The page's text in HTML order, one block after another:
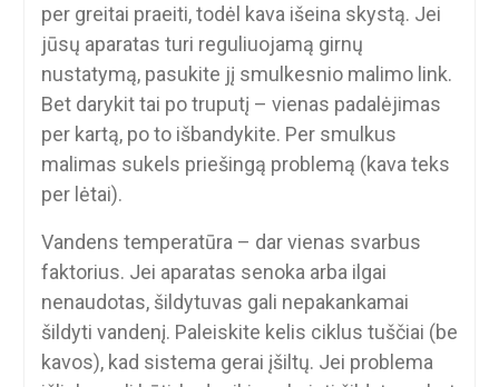
per greitai praeiti, todėl kava išeina skystą. Jei
jūsų aparatas turi reguliuojamą girnų
nustatymą, pasukite jį smulkesnio malimo link.
Bet darykit tai po truputį – vienas padalėjimas
per kartą, po to išbandykite. Per smulkus
malimas sukels priešingą problemą (kava teks
per lėtai).
Vandens temperatūra – dar vienas svarbus
faktorius. Jei aparatas senoka arba ilgai
nenaudotas, šildytuvas gali nepakankamai
šildyti vandenį. Paleiskite kelis ciklus tuščiai (be
kavos), kad sistema gerai įšiltų. Jei problema